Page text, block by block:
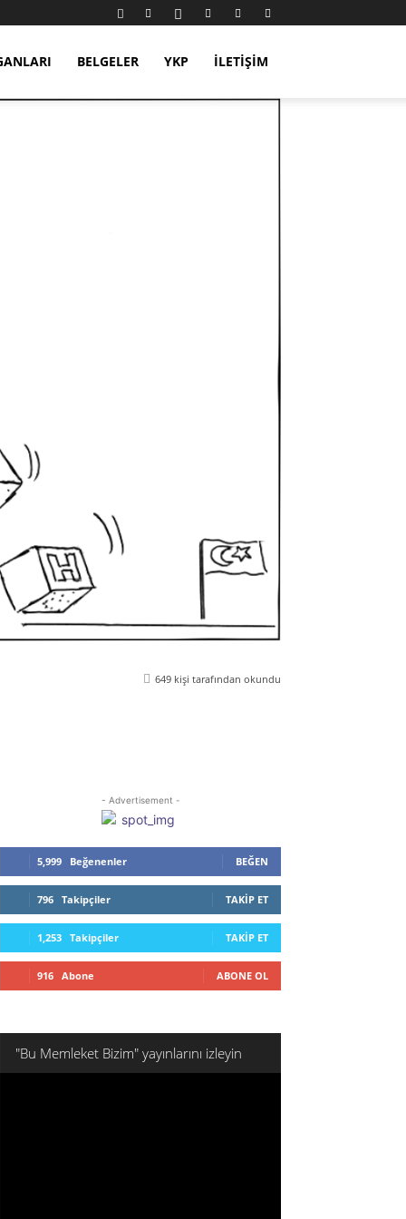
BELGELER YKP İLETIŞIM
Yazdır Email
649 kişi tarafından okundu
- Advertisement -
5,999 Beğenenler BEĞEN
796 Takipçiler TAKIP ET
1,253 Takipçiler TAKIP ET
916 Abone ABONE OL
"Bu Memleket Bizim" yayınlarını izleyin